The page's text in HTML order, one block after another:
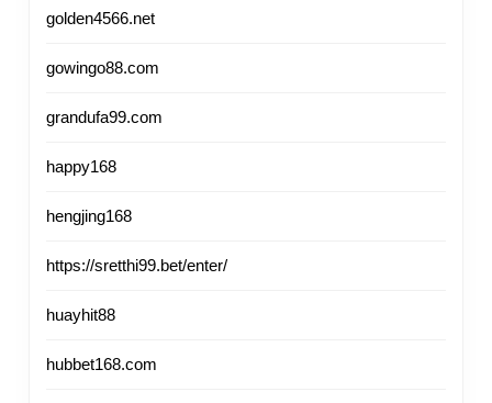
golden4566.net
gowingo88.com
grandufa99.com
happy168
hengjing168
https://sretthi99.bet/enter/
huayhit88
hubbet168.com